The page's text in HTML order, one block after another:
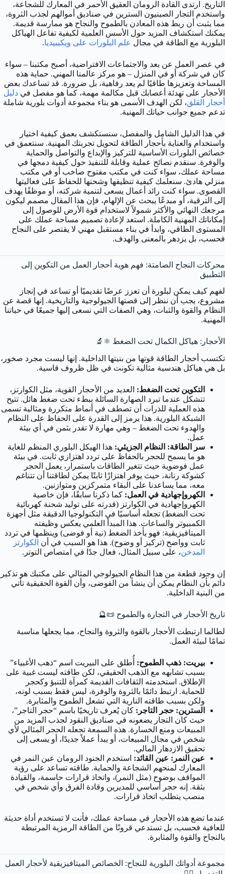
التاريخ. ارتدى القادة الرومان العقيق الأحمر في المعارك للشجاعة،
واستخدم التجار الصينيون السترين في صناديق أموالهم لجذب الثروة،
مما يثبت أن ربط هذه المعادن بالطموح والنجاح هو ممارسة قديمة.
يمكنك استكشاف المزيد حول الأسس العلمية لكيفية تفاعل الهياكل
البلورية مع الطاقة في مجال علم البلورات على ويكيبيديا.
في عصر العمل عن بعد والاجتماعات الافتراضية، أصبح مكتبنا – سواء
كان في شركة أو في المنزل – هو مركز عالمنا المهني. حماية هذه
المساحة وتعزيزها طاقيًا لم يعد رفاهية، بل ضرورة. قد تساعدك بعض
الأحجار على تهدئة أعصابك قبل مكالمة مهمة، كما هو مفصل في دليل
أحجار القلق، لكن الهدف الأسمى هو بناء مجموعة أدوات بلورية شاملة
تدعم جميع جوانب حياتك المهنية.
في هذا الدليل الشامل والمفصل، سنستكشف بعمق كيفية اختيار
واستخدام والعناية بأحجار الطاقة لتحويل تجربتك المهنية. سنتعمق في
خصائص البلورات الأساسية للتركيز والإبداع والتواصل والحماية
والوفرة. سنقدم نصائح عملية وقابلة للتنفيذ حول كيفية دمجها في
مساحة عملك، سواء كنت في مكتب مفتوح صاخب أو في مكتب
منزلي هادئ. سنعلمك كيفية تنظيفها وشحنها للحفاظ على فعاليتها
القصوى. سواء كنت رائد أعمال يسعى لتنمية شركته، أو موظفًا يهدف
إلى الترقية، أو مبدعًا يبحث عن الإلهام، فإن هذا المقال مصمم ليكون
مرجعك النهائي والأكثر شمولاً لاستخدام قوة الأرض للوصول إلى
إمكاناتك المهنية الكاملة. استعد لإعادة تصميم مساحة عملك على
المستوى الطاقي، وابدأ في بناء مستقبل مهني لا يقتصر على النجاح
فحسب، بل يزدهر بالمعنى والهدف.
محركات النجاح الصامتة: فهم هوية أحجار العمل من التكوين إلى
التطبيق
لفهم كيف يمكن لبلورة أن تعزز عرضًا تقديميًا أو تساعد في إنجاز
مشروع، يجب أن ننظر إلى قصتها الجيولوجية والتاريخية. إنها قصة عن
النظام والقوة والثبات، وهي الصفات التي نسعى إليها جميعًا في حياتنا
المهنية.
الأحجار: هياكل الكمال تحت الضغط ⚛️🔬
تكتسب أحجار الطاقة قوتها من بنيتها الداخلية. إنها ليست مجرد صخور،
بل هي هياكل هندسية مثالية تكونت في ظل ظروف قاسية.
التكوين تحت الضغط: العديد من الأحجار القوية، مثل الكوارتز،
تتشكل عندما تبرد الصهارة السائلة ببطء تحت ضغط هائل. تتيح
هذه العملية للذرات أن تصطف في أنماط متكررة ومثالية تسمى
الشبكة البلورية. هذا يرمز إلى القدرة على الحفاظ على النظام
والهدوء تحت الضغط – وهي مهارة لا تقدر بثمن في أي بيئة
عمل.
سر الطاقة: النظام الجزيئي: هذا الهيكل البلوري المنظم للغاية
هو ما يسمح للحجر بالحفاظ على تردد اهتزازي ثابت. في بيئة
عمل فوضوية حيث تتغير الطاقات باستمرار، يعمل الحجر
كشوكة رنانة، حيث يوفر اهتزازًا ثابتًا يمكن لطاقتنا أن تتناغم
معه، مما يساعدنا على البقاء متمركزين ومتوازنين.
الكهروإجهادية في العمل: كما ذكرنا سابقًا، فإن خاصية
الكهروإجهادية في الكوارتز (قدرته على توليد شحنة كهربائية
تحت الضغط) تجعله أساسيًا في التكنولوجيا الدقيقة مثل أجهزة
الكمبيوتر والساعات. هذا المبدأ العلمي يعكس وظيفته
الميتافيزيقية: فهو يأخذ الضغط (نية أو فوضى) وينظمها في تردد
ثابت وواضح (تركيز أو وضوح). هذا هو السبب في أن الكوارتز
المدخن، على سبيل المثال، فعال جدًا في امتصاص التوتر.
إن وجود قطعة من هذا النظام الجيولوجي المثالي على مكتبك هو تذكير
دائم بأن النظام يمكن أن ينشأ من الفوضى، وأن القوة الحقيقية تأتي
من البنية الداخلية.
تاريخ الأحجار في التجارة والطموح 📜🔮
لطالما ارتبطت الأحجار بالقوة والثروة والنجاح، مما يجعلها مناسبة
تمامًا لبيئة العمل.
بيريت: ذهب الطموح: أُطلق على البيريت اسم “ذهب الأغبياء”
بسبب تشابهه مع الذهب الحقيقي، لكن طاقته ليست غبية على
الإطلاق. استخدمته الثقافات القديمة كمرآة للتنبؤ وكحجر
للحماية. ارتبط دائمًا بالثروة والوفرة، ليس فقط بسبب لونه،
ولكن بسبب طاقته النارية التي تشعل الطموح والمثابرة.
السترين: حجر التاجر: كان يُعرف تاريخيًا باسم “حجر التاجر”،
حيث كان التجار يضعونه في صناديق النقود لجذب المزيد من
المبيعات ومنع الخسارة. هذه السمعة تجعله الحجر المثالي لأي
شخص في مجال المبيعات، أو يبدأ عملاً جديدًا، أو يسعى إلى
تحقيق الازدهار المالي.
عين النمر: عين القائد: استخدم الجنود الرومان عين النمر في
المعارك لمنحهم الشجاعة والحماية. طاقته تساعد على رؤية
المواقف بوضوح (مثل النمر)، واتخاذ قرارات حاسمة، والقيادة
بثقة. إنه حجر أساسي للمديرين وقادة الفرق وأي شخص في
منصب يتطلب اتخاذ قرارات.
عندما تضع هذه الأحجار في مساحة عملك، فأنت لا تستخدم أداة حديثة
للعافية فحسب، بل تستدعي قرونًا من الطاقة الرمزية المرتبطة
بالنجاح والقوة والمثابرة.
مجموعة أدواتك البلورية للنجاح: الخصائص الميتافيزيقية لأحجار العمل